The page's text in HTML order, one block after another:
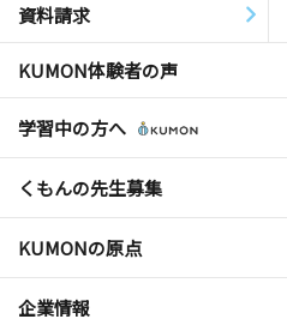
資料請求
KUMON体験者の声
学習中の方へ
くもんの先生募集
KUMONの原点
企業情報